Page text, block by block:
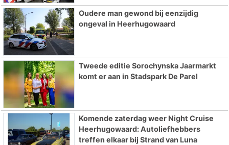
Oudere man gewond bij eenzijdig
ongeval in Heerhugowaard
Tweede editie Sorochynska Jaarmarkt
komt er aan in Stadspark De Parel
Komende zaterdag weer Night Cruise
Heerhugowaard: Autoliefhebbers
treffen elkaar bij Strand van Luna